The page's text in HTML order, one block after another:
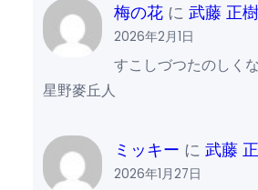
梅の花 に武藤 正樹
2026年2月1日
すこしづつたのしく
星野麥丘人
ミッキー に武藤
2026年1月27日